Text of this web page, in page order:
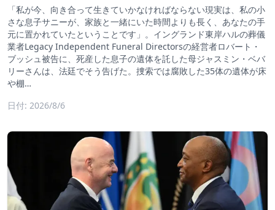
「私が今、向き合って生きていかなければならない現実は、私の小
さな息子サニーが、家族と一緒にいた時間よりも長く、あなたの手
元に置かれていたということです」。イングランド東岸ハルの葬儀
業者Legacy Independent Funeral Directorsの経営者ロバート・
ブッシュ被告に、死産した息子の遺体を託した母ジャスミン・ベバ
リーさんは、法廷でそう告げた。捜索では腐敗した35体の遺体が床
や棚…
日付: 2026/8/6